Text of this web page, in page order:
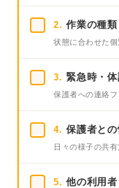
2. 作業の種
状態に合わせた
3. 緊急時・
保護者への連絡
4. 保護者と
日々の様子の共
5. 他の利用